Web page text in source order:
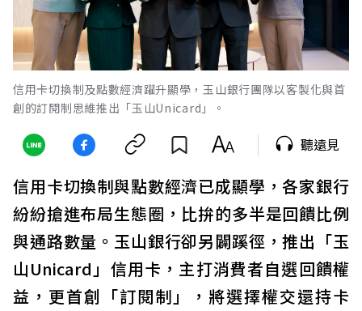
信用卡切換制及點數經濟躍升顯學，玉山銀行團隊以客製化與首
創的訂閱制思維推出「玉山Unicard」。
聽遠見
信用卡切換制與點數經濟已成顯學，各家銀行
紛紛搶進布局生態圈，比拚的多半是回饋比例
與通路數量。玉山銀行卻另闢蹊徑，推出「玉
山Unicard」信用卡，主打消費者自選回饋權
益，更首創「訂閱制」，將選擇權交還持卡